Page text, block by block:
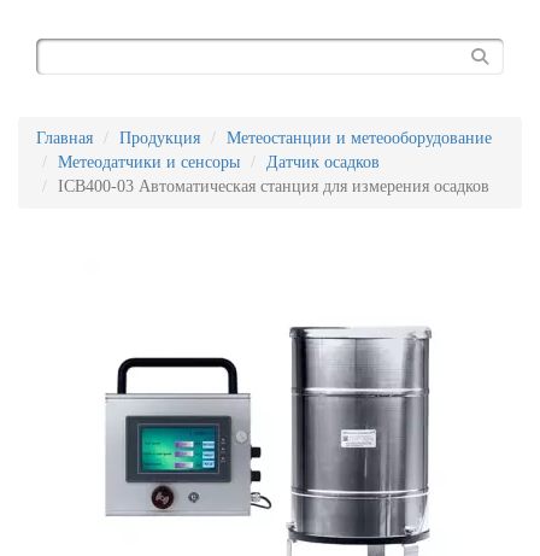
Главная Продукция
Метеостанции и метеооборудование
Метеодатчики и сенсоры
Датчик осадков
ICB400-03 Автоматическая станция для измерения осадков